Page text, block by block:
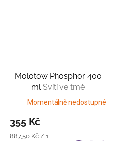
Molotow Phosphor 400
mlSvítí ve tmě
Momentálně nedostupné
355 Kč
Měrná
887,50 Kč / 1 l